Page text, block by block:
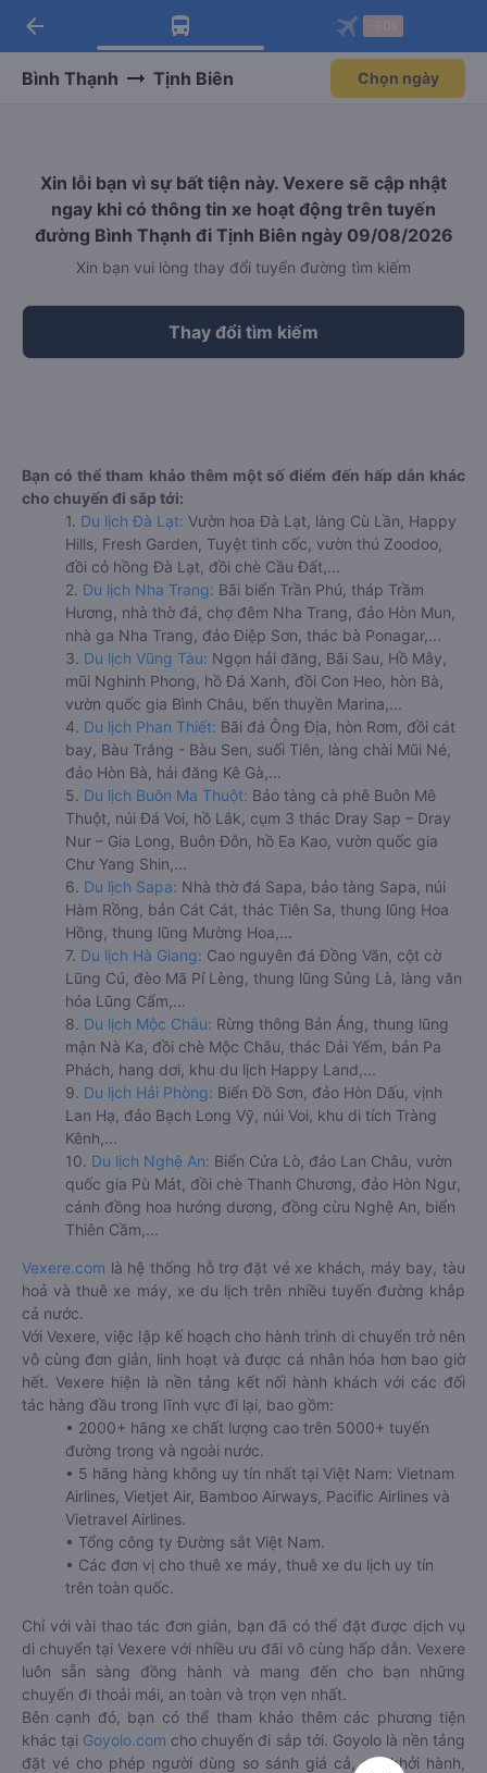
Tải app Vexere ngay!
Nhận ưu đãi thành viên độc
Mở app
Tải app Vexere
-30k/ghế khi đặt vé máy bay qua
Mở app
arrow_back
Bình Thạnh Tịnh Biên Chọn ngày
Xin lỗi bạn vì sự bất tiện này. Vexere sẽ cập nhật
ngay khi có thông tin xe hoạt động trên tuyến
đường Bình Thạnh đi Tịnh Biên ngày 09/08/2026
Xin bạn vui lòng thay đổi tuyến đường tìm kiếm
Thay đổi tìm kiếm
Bạn có thể tham khảo thêm một số điểm đến hấp dẫn khác
cho chuyến đi sắp tới:
1. Du lịch Đà Lạt: Vườn hoa Đà Lạt, làng Cù Lần, Happy
Hills, Fresh Garden, Tuyệt tình cốc, vườn thú Zoodoo,
đồi cỏ hồng Đà Lạt, đồi chè Cầu Đất,...
2. Du lịch Nha Trang: Bãi biển Trần Phú, tháp Trầm
Hương, nhà thờ đá, chợ đêm Nha Trang, đảo Hòn Mun,
nhà ga Nha Trang, đảo Điệp Sơn, thác bà Ponagar,...
3. Du lịch Vũng Tàu: Ngọn hải đăng, Bãi Sau, Hồ Mây,
mũi Nghinh Phong, hồ Đá Xanh, đồi Con Heo, hòn Bà,
vườn quốc gia Bình Châu, bến thuyền Marina,...
4. Du lịch Phan Thiết: Bãi đá Ông Địa, hòn Rơm, đồi cát
bay, Bàu Trắng - Bàu Sen, suối Tiên, làng chài Mũi Né,
đảo Hòn Bà, hải đăng Kê Gà,...
5. Du lịch Buôn Ma Thuột: Bảo tàng cà phê Buôn Mê
Thuột, núi Đá Voi, hồ Lắk, cụm 3 thác Dray Sap – Dray
Nur – Gia Long, Buôn Đôn, hồ Ea Kao, vườn quốc gia
Chư Yang Shin,...
6. Du lịch Sapa: Nhà thờ đá Sapa, bảo tàng Sapa, núi
Hàm Rồng, bản Cát Cát, thác Tiên Sa, thung lũng Hoa
Hồng, thung lũng Mường Hoa,...
7. Du lịch Hà Giang: Cao nguyên đá Đồng Văn, cột cờ
Lũng Cú, đèo Mã Pí Lèng, thung lũng Sủng Là, làng văn
hóa Lũng Cẩm,...
8. Du lịch Mộc Châu: Rừng thông Bản Áng, thung lũng
mận Nà Ka, đồi chè Mộc Châu, thác Dải Yếm, bản Pa
Phách, hang dơi, khu du lịch Happy Land,...
9. Du lịch Hải Phòng: Biển Đồ Sơn, đảo Hòn Dấu, vịnh
Lan Hạ, đảo Bạch Long Vỹ, núi Voi, khu di tích Tràng
Kênh,...
10. Du lịch Nghệ An: Biển Cửa Lò, đảo Lan Châu, vườn
quốc gia Pù Mát, đồi chè Thanh Chương, đảo Hòn Ngư,
cánh đồng hoa hướng dương, đồng cừu Nghệ An, biển
Thiên Cầm,...
Vexere.com là hệ thống hỗ trợ đặt vé xe khách, máy bay, tàu
hoả và thuê xe máy, xe du lịch trên nhiều tuyến đường khắp
cả nước.
Với Vexere, việc lập kế hoạch cho hành trình di chuyển trở nên
vô cùng đơn giản, linh hoạt và được cá nhân hóa hơn bao giờ
hết. Vexere hiện là nền tảng kết nối hành khách với các đối
tác hàng đầu trong lĩnh vực đi lại, bao gồm:
• 2000+ hãng xe chất lượng cao trên 5000+ tuyến
đường trong và ngoài nước.
• 5 hãng hàng không uy tín nhất tại Việt Nam: Vietnam
Airlines, Vietjet Air, Bamboo Airways, Pacific Airlines và
Vietravel Airlines.
• Tổng công ty Đường sắt Việt Nam.
• Các đơn vị cho thuê xe máy, thuê xe du lịch uy tín
trên toàn quốc.
Chỉ với vài thao tác đơn giản, bạn đã có thể đặt được dịch vụ
di chuyển tại Vexere với nhiều ưu đãi vô cùng hấp dẫn. Vexere
luôn sẵn sàng đồng hành và mang đến cho bạn những
chuyến đi thoải mái, an toàn và trọn vẹn nhất.
Bên cạnh đó, bạn có thể tham khảo thêm các phương tiện
khác tại Goyolo.com cho chuyến đi sắp tới. Goyolo là nền tảng
đặt vé cho phép người dùng so sánh giá cả, giờ khởi hành,